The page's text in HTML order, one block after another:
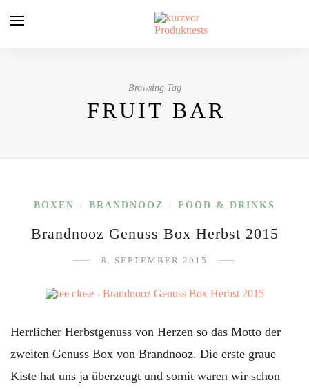
Browsing Tag
FRUIT BAR
BOXEN / BRANDNOOZ / FOOD & DRINKS
Brandnooz Genuss Box Herbst 2015
8. SEPTEMBER 2015
Herrlicher Herbstgenuss von Herzen so das Motto der
zweiten Genuss Box von Brandnooz. Die erste graue
Kiste hat uns ja überzeugt und somit waren wir schon